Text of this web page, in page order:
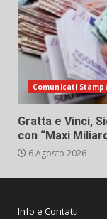
Comunicati
Gratta e Vinci,
con “Maxi
6 Agosto 2026
Info e Contatti